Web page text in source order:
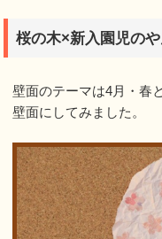
桜の木×新入園児の
壁面のテーマは4月・春
壁面にしてみました。